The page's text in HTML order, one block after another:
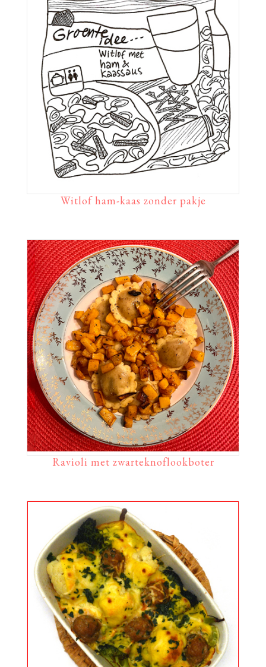
Witlof ham-kaas zonder pakje
Ravioli met zwarteknoflookboter